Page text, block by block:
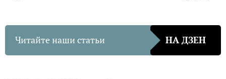
Читайте наши статьи НА ДЗЕН